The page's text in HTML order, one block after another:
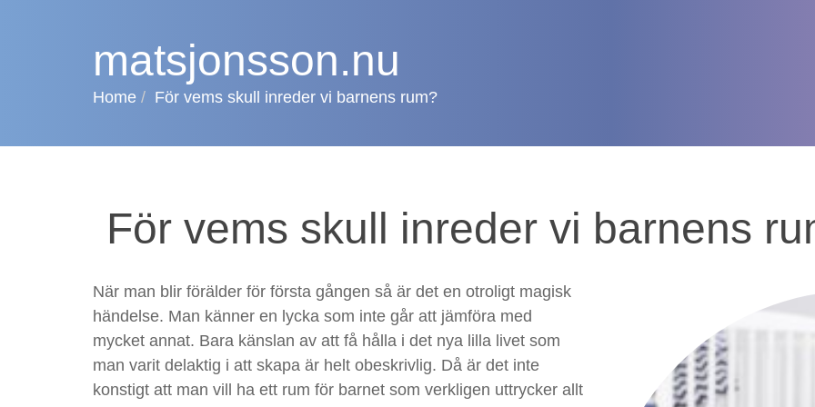
matsjonsson.nu
Home För vems skull inreder vi barnens rum?
För vems skull inreder vi barnens
När man blir förälder för första gången så är det en otroligt magisk
händelse. Man känner en lycka som inte går att jämföra med
mycket annat. Bara känslan av att få hålla i det nya lilla livet som
man varit delaktig i att skapa är helt obeskrivlig. Då är det inte
konstigt att man vill ha ett rum för barnet som verkligen uttrycker allt